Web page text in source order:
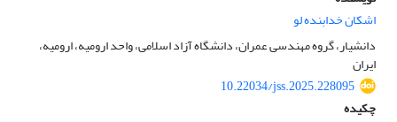
اشکان خدابنده لو
دانشیار، گروه مهندسی عمران، دانشگاه آزاد اسلامی، واحد ارومیه، ارومیه،
ایران
10.22034/jss.2025.228095
چکیده